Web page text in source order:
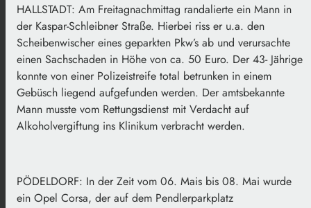
HALLSTADT: Am Freitagnachmittag randalierte ein Mann in
der Kaspar-Schleibner Straße. Hierbei riss er u.a. den
Scheibenwischer eines geparkten Pkw’s ab und verursachte
einen Sachschaden in Höhe von ca. 50 Euro. Der 43- Jährige
konnte von einer Polizeistreife total betrunken in einem
Gebüsch liegend aufgefunden werden. Der amtsbekannte
Mann musste vom Rettungsdienst mit Verdacht auf
Alkoholvergiftung ins Klinikum verbracht werden.
PÖDELDORF: In der Zeit vom 06. Mais bis 08. Mai wurde
ein Opel Corsa, der auf dem Pendlerparkplatz